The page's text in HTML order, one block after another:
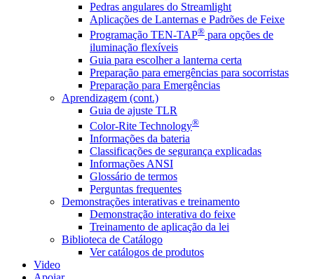
Pedras angulares do Streamlight
Aplicações de Lanternas e Padrões de Feixe
Programação TEN-TAP® para opções de
iluminação flexíveis
Guia para escolher a lanterna certa
Preparação para emergências para socorristas
Preparação para Emergências
Aprendizagem (cont.)
Guia de ajuste TLR
Color-Rite Technology®
Informações da bateria
Classificações de segurança explicadas
Informações ANSI
Glossário de termos
Perguntas frequentes
Demonstrações interativas e treinamento
Demonstração interativa do feixe
Treinamento de aplicação da lei
Biblioteca de Catálogo
Ver catálogos de produtos
Video